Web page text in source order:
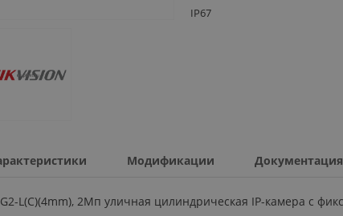
IP67
Модификации Документация
L(C)(4mm), 2Мп уличная цилиндрическая IP-камера с